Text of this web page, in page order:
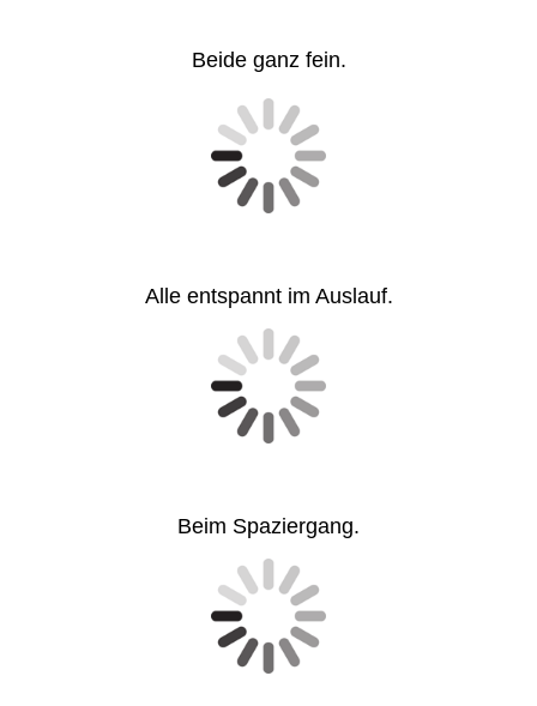
Beide ganz fein.
Alle entspannt im Auslauf.
Beim Spaziergang.